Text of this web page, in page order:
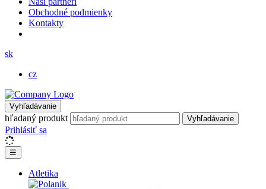
Obchodné podmienky
Kontakty
sk
cz
Vyhľadávanie
hľadaný produkt Vyhľadávanie
Prihlásiť sa
☰
Atletika